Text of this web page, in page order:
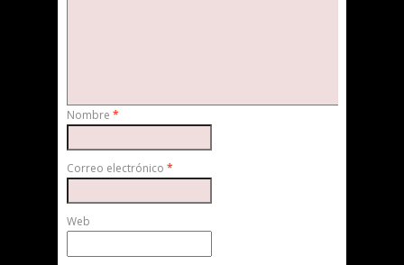
Nombre *
Correo electrónico *
Web